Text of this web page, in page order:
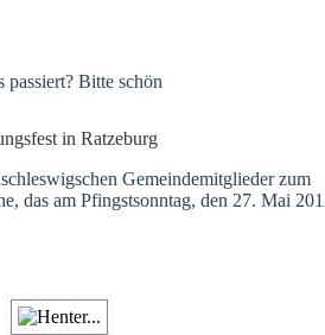
passiert? Bitte schön
in Ratzeburg
Gemeindemitglieder zum
das am Pfingstsonntag, den 27. Mai